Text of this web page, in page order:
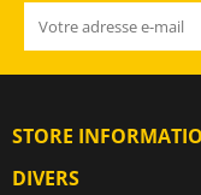
STORE
DIVERS